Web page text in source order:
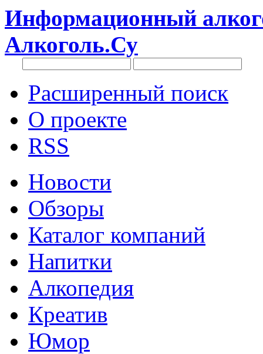
Информационный
Алкоголь.Су
Расширенный поиск
О проекте
RSS
Новости
Обзоры
Каталог компаний
Напитки
Алкопедия
Креатив
Юмор